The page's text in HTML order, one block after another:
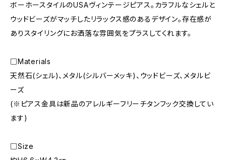
ボーホースタイルのUSAヴィンテージピアス。カラフルなシェルと
ウッドビーズがマッチしたリラックス感のあるデザイン。存在感が
ありスタイリングにお洒落な雰囲気をプラスしてくれます。
□Materials
天然石(シェル)、メタル(シルバーメッキ)、ウッドビーズ、メタルビ
ーズ
(※ピアス金具は新品のアレルギーフリーチタンフック交換してい
ます)
□Size